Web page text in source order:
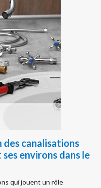
canalisations
environs dans le
qui jouent un rôle